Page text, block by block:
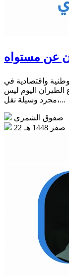
عن مستواه
واقتصادية في
اليوم ليس
مجرد وسيلة نقل،...
صفوق الشمري
22 صفر 1448 هـ